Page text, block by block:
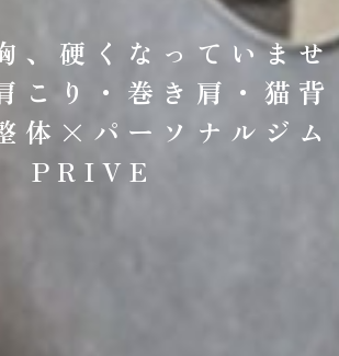
、硬くなっていませ
こり・巻き肩・猫背
体×パーソナルジム
PRIVE